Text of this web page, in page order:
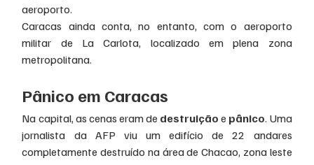
aeroporto.
Caracas ainda conta, no entanto, com o aeroporto
militar de La Carlota, localizado em plena zona
metropolitana.
Pânico em Caracas
Na capital, as cenas eram de destruição e pânico. Uma
jornalista da AFP viu um edifício de 22 andares
completamente destruído na área de Chacao, zona leste